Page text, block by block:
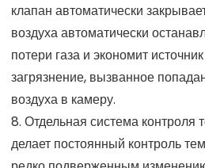
клапан автоматически
воздуха автоматически
потери газа и экономит
загрязнение, вызванное
воздуха в камеру.
8. Отдельная система контроля
делает постоянный контроль